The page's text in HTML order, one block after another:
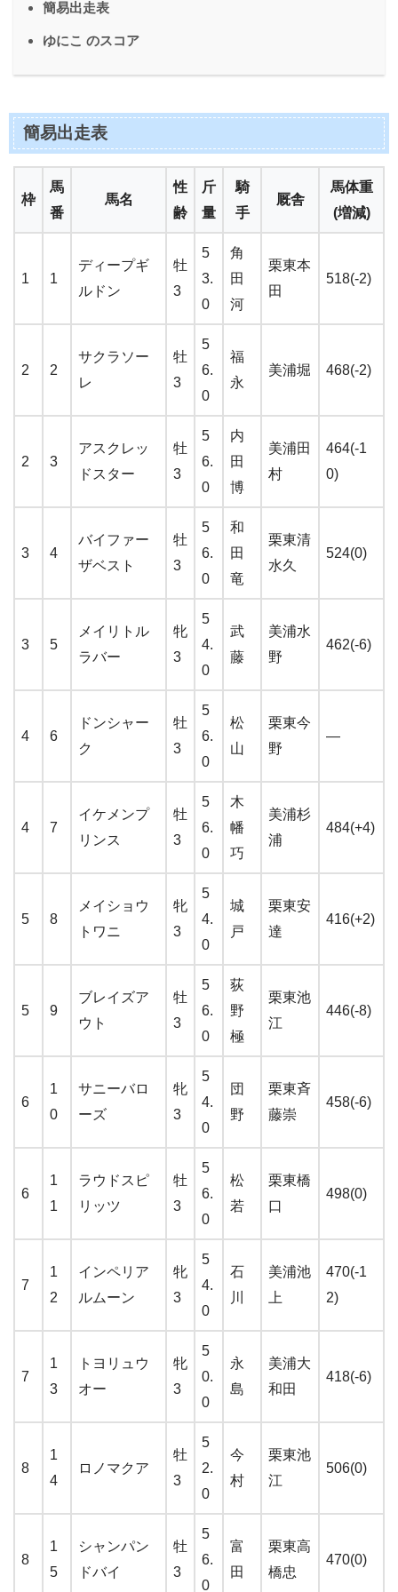
簡易出走表
ゆにこ のスコア
簡易出走表
枠
馬
番
馬名
性
齢
斤
量
騎
手
厩舎
馬体重
(増減)
1 1
ディープギ
ルドン
牡
3
5
3.
0
角
田
河
栗東本
田
518(-2)
2 2
サクラソー
レ
牡
3
5
6.
0
福
永
美浦堀 468(-2)
2 3
アスクレッ
ドスター
牡
3
5
6.
0
内
田
博
美浦田
村
464(-1
0)
3 4
バイファー
ザベスト
牡
3
5
6.
0
和
田
竜
栗東清
水久
524(0)
3 5
メイリトル
ラバー
牝
3
5
4.
0
武
藤
美浦水
野
462(-6)
4 6
ドンシャー
ク
牡
3
5
6.
0
松
山
栗東今
野
—
4 7
イケメンプ
リンス
牡
3
5
6.
0
木
幡
巧
美浦杉
浦
484(+4)
5 8
メイショウ
トワニ
牝
3
5
4.
0
城
戸
栗東安
達
416(+2)
5 9
ブレイズア
ウト
牡
3
5
6.
0
荻
野
極
栗東池
江
446(-8)
6
1
0
サニーバロ
ーズ
牝
3
5
4.
0
団
野
栗東斉
藤崇
458(-6)
6
1
1
ラウドスピ
リッツ
牡
3
5
6.
0
松
若
栗東橋
口
498(0)
7
1
2
インペリア
ルムーン
牝
3
5
4.
0
石
川
美浦池
上
470(-1
2)
7
1
3
トヨリュウ
オー
牝
3
5
0.
0
永
島
美浦大
和田
418(-6)
8
1
4
ロノマクア
牡
3
5
2.
0
今
村
栗東池
江
506(0)
8
1
5
シャンパン
ドバイ
牡
3
5
6.
0
富
田
栗東高
橋忠
470(0)